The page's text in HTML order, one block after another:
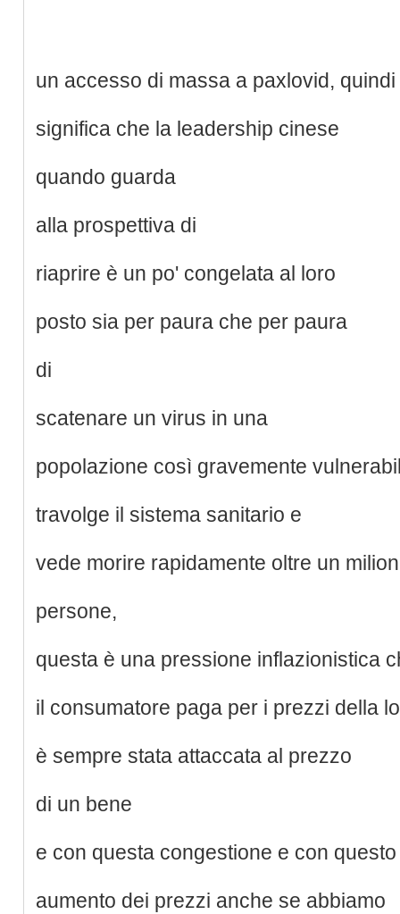
un accesso di massa a paxlovid,
significa che la leadership cinese
quando guarda
alla prospettiva di
riaprire è un po' congelata al loro
posto sia per paura che per paura
di
scatenare un virus in una
popolazione così gravemente
travolge il sistema sanitario e
vede morire rapidamente oltre un
persone,
questa è una pressione inflazionistica
il consumatore paga per i prezzi della
è sempre stata attaccata al prezzo
di un bene
e con questa congestione e con questo
aumento dei prezzi anche se abbiamo